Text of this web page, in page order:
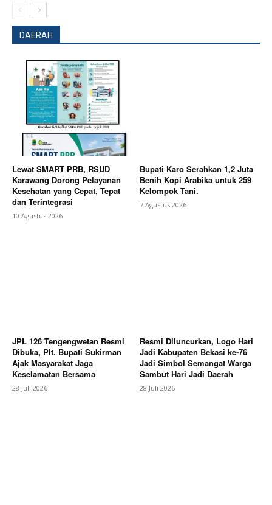
Company
About
Contact us
Subscription Plans
My account
Bagikan Artikel
Berita Lainnya
Tongkat Kepemimpinan Polres
Pekalongan Kota Resmi Berganti, AKBP Dies Ferra
DAERAH
Lewat SMART PRB, RSUD
Karawang Dorong Pelayanan
Kesehatan yang Cepat, Tepat
dan Terintegrasi
10 Agustus 2026
Bupati Karo Serahkan 1,2 Juta
Benih Kopi Arabika untuk 259
Kelompok Tani.
7 Agustus 2026
JPL 126 Tengengwetan Resmi
Dibuka, Plt. Bupati Sukirman
Ajak Masyarakat Jaga
Keselamatan Bersama
28 Juli 2026
Resmi Diluncurkan, Logo Hari
Jadi Kabupaten Bekasi ke-76
Jadi Simbol Semangat Warga
Sambut Hari Jadi Daerah
28 Juli 2026